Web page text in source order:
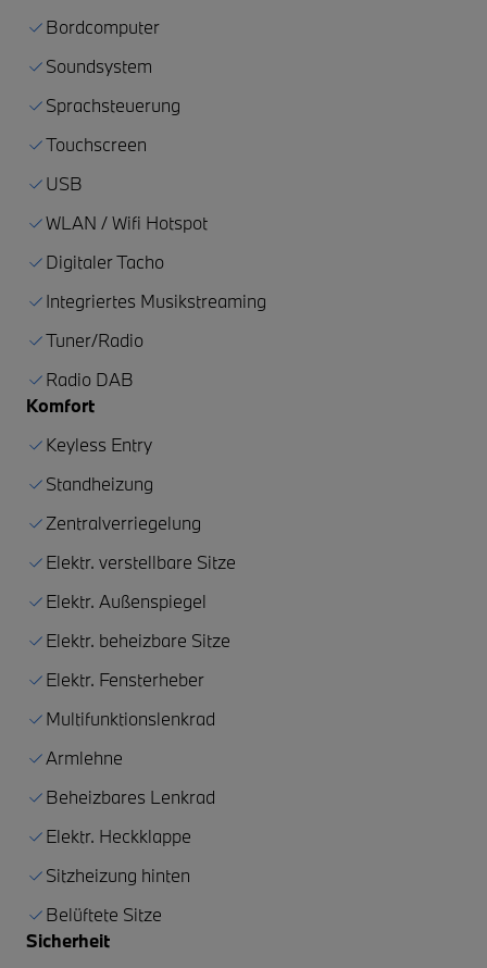
Bordcomputer
Soundsystem
Sprachsteuerung
Touchscreen
USB
WLAN / Wifi Hotspot
Digitaler Tacho
Integriertes Musikstreaming
Tuner/Radio
Radio DAB
Komfort
Keyless Entry
Standheizung
Zentralverriegelung
Elektr. verstellbare Sitze
Elektr. Außenspiegel
Elektr. beheizbare Sitze
Elektr. Fensterheber
Multifunktionslenkrad
Armlehne
Beheizbares Lenkrad
Elektr. Heckklappe
Sitzheizung hinten
Belüftete Sitze
Sicherheit